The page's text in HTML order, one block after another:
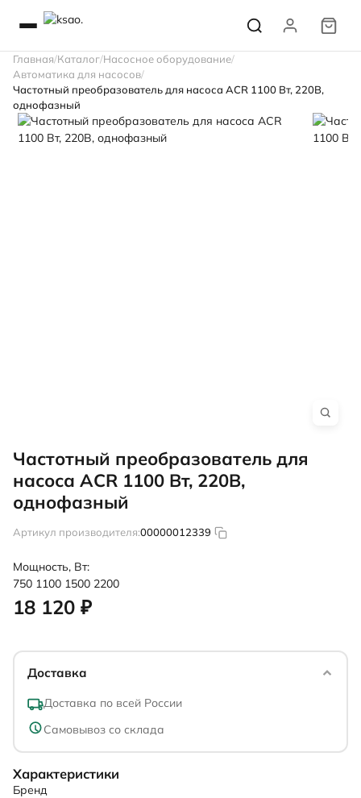
Главная Каталог Насосное оборудование
Автоматика для насосов
Частотный преобразователь для насоса ACR 1100 Вт, 220В,
однофазный
Частотный преобразователь для
насоса ACR 1100 Вт, 220В,
однофазный
Артикул производителя:00000012339
Мощность, Вт:
750 1100 1500 2200
18 120 ₽
Доставка
Доставка по всей России
Самовывоз со склада
Характеристики
Бренд